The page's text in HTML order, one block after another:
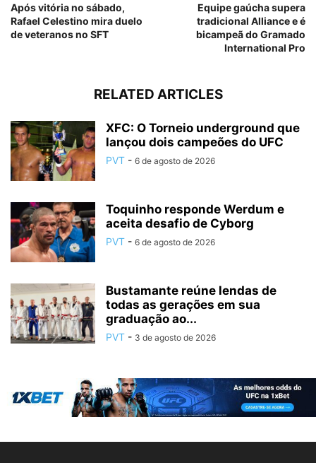
Após vitória no sábado,
Rafael Celestino mira duelo
de veteranos no SFT
Equipe gaúcha supera
tradicional Alliance e é
bicampeã do Gramado
International Pro
RELATED ARTICLES
XFC: O Torneio underground que
lançou dois campeões do UFC
PVT - 6 de agosto de 2026
Toquinho responde Werdum e
aceita desafio de Cyborg
PVT - 6 de agosto de 2026
Bustamante reúne lendas de
todas as gerações em sua
graduação ao...
PVT - 3 de agosto de 2026